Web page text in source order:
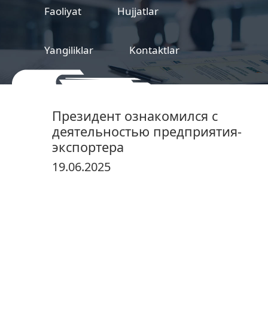
Faoliyat Hujjatlar
Yangiliklar Kontaktlar
sertifikatlashtirish markazi
Президент ознакомился с
деятельностью предприятия-
экспортера
19.06.2025